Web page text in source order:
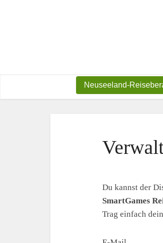
Neuseeland-
Du kannst der
SmartGames
Trag einfach